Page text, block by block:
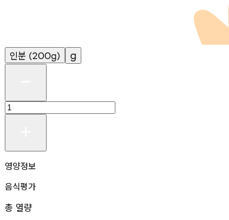
인분 (200g) g
영양정보
음식평가
총 열량